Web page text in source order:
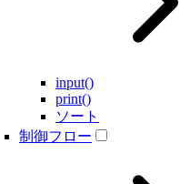
input()
print()
ソート
制御フロー